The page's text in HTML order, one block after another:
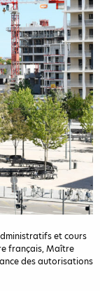
et cours
français, Maître
des autorisations